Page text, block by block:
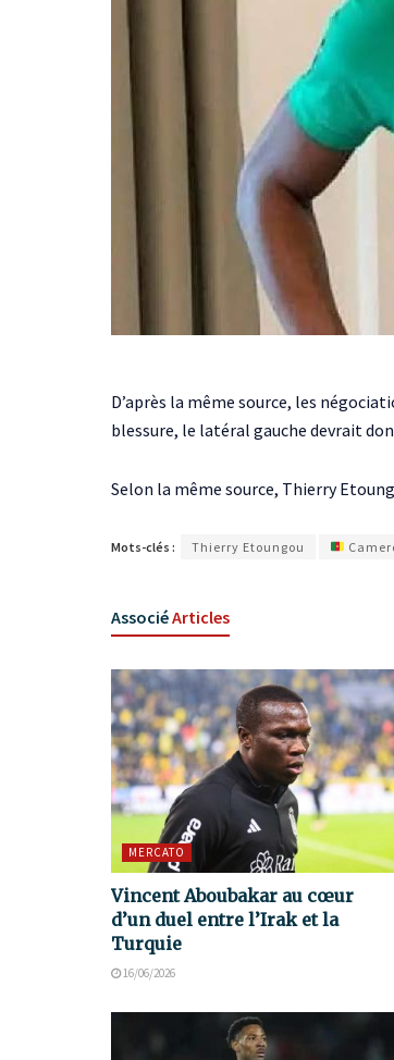
D’après la même source, les
blessure, le latéral gauche devrait
Selon la même source, Thierry
Mots-clés : Thierry Etoungou
AssociéArticles
MERCATO
Vincent Aboubakar au cœur
d’un duel entre l’Irak et la
Turquie
16/06/2026